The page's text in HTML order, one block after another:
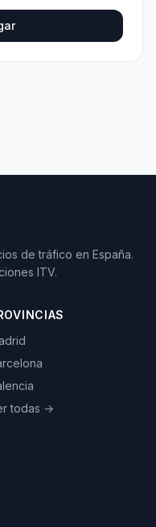
de tráfico en España.
ITV.
todas →